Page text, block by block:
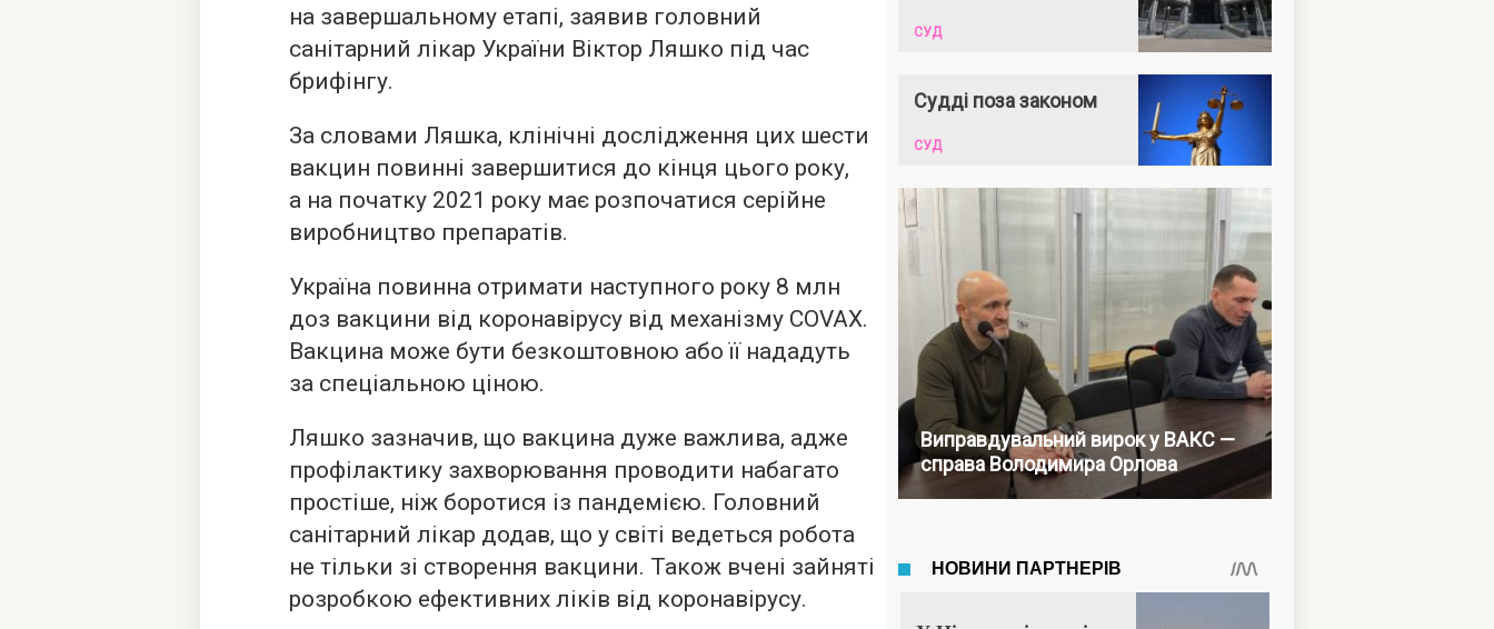
на завершальному етапі, заявив головний
санітарний лікар України Віктор Ляшко під час
брифінгу.
За словами Ляшка, клінічні дослідження цих шести
вакцин повинні завершитися до кінця цього року,
а на початку 2021 року має розпочатися серійне
виробництво препаратів.
Україна повинна отримати наступного року 8 млн
доз вакцини від коронавірусу від механізму COVAX.
Вакцина може бути безкоштовною або її нададуть
за спеціальною ціною.
Ляшко зазначив, що вакцина дуже важлива, адже
профілактику захворювання проводити набагато
простіше, ніж боротися із пандемією. Головний
санітарний лікар додав, що у світі ведеться робота
не тільки зі створення вакцини. Також вчені зайняті
розробкою ефективних ліків від коронавірусу.
СУД
Судді поза законом
СУД
Виправдувальний вирок у ВАКС —
справа Володимира Орлова